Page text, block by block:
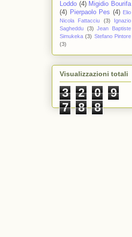
Loddo (4) Migidio Bourifa
(4) Pierpaolo Pes (4)
Elio
Nicola Fattacciu
(3)
Ignazio
Sagheddu (3)
Jean Baptiste
Simukeka (3) Stefano Pintore
(3)
Visualizzazioni totali
3 2 0
9
7
8 8